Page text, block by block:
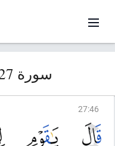
سورة 27, النمل (النمل)
27:46